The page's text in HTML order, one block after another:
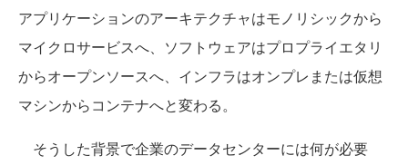
アプリケーションのアーキテクチャはモノリシックから
マイクロサービスへ、ソフトウェアはプロプライエタリ
からオープンソースへ、インフラはオンプレまたは仮想
マシンからコンテナへと変わる。
そうした背景で企業のデータセンターには何が必要